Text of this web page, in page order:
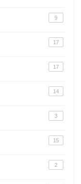
9
17
17
14
3
15
2